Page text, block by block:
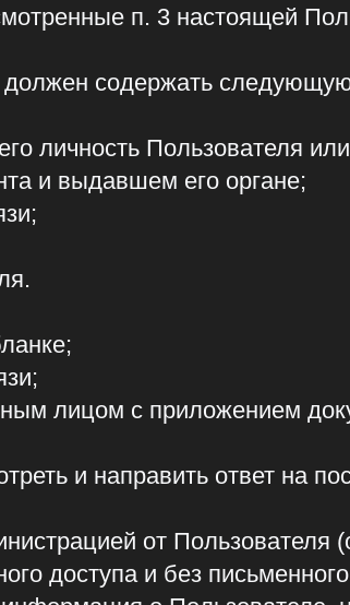
с приложением документов,
направить ответ на
от Пользователя
и без письменного
о Пользователе,
иначе, как для ответа по теме